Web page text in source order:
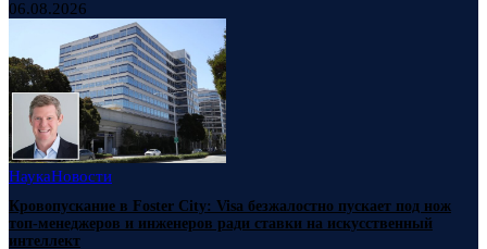
06.08.2026
НаукаНовости
Кровопускание в Foster City: Visa безжалостно пускает под нож
топ-менеджеров и инженеров ради ставки на искусственный
интеллект